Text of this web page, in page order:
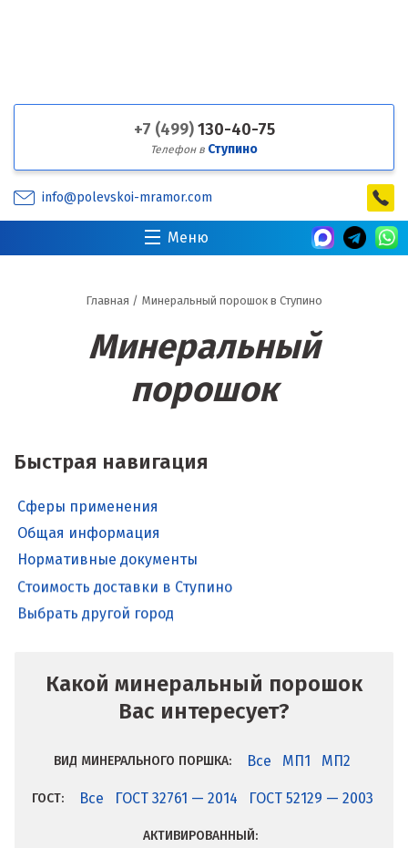
+7 (499)130-40-75
Телефон в Ступино
info@polevskoi-mramor.com
Меню
Главная / Минеральный порошок в Ступино
Минеральный
порошок
Быстрая навигация
Сферы применения
Общая информация
Нормативные документы
Стоимость доставки в Ступино
Выбрать другой город
Какой минеральный порошок
Вас интересует?
ВИД МИНЕРАЛЬНОГО ПОРШКА: Все МП1 МП2
ГОСТ: Все ГОСТ 32761 — 2014 ГОСТ 52129 — 2003
АКТИВИРОВАННЫЙ: